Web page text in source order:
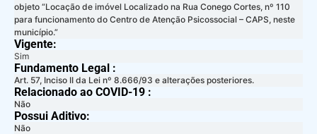
objeto “Locação de imóvel Localizado na Rua Conego Cortes, nº 110
para funcionamento do Centro de Atenção Psicossocial – CAPS, neste
município.”
Vigente:
Sim
Fundamento Legal :​
Art. 57, Inciso II da Lei nº 8.666/93 e alterações posteriores.
Relacionado ao COVID-19 :​
Não
Possui Aditivo:​
Não